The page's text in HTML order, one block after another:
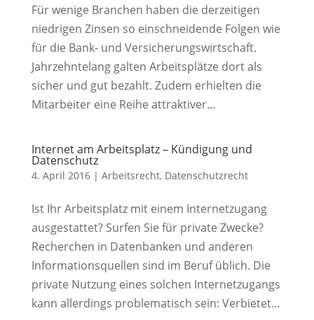
Für wenige Branchen haben die derzeitigen
niedrigen Zinsen so einschneidende Folgen wie
für die Bank- und Versicherungswirtschaft.
Jahrzehntelang galten Arbeitsplätze dort als
sicher und gut bezahlt. Zudem erhielten die
Mitarbeiter eine Reihe attraktiver...
Internet am Arbeitsplatz – Kündigung und
Datenschutz
4. April 2016| Arbeitsrecht, Datenschutzrecht
Ist Ihr Arbeitsplatz mit einem Internetzugang
ausgestattet? Surfen Sie für private Zwecke?
Recherchen in Datenbanken und anderen
Informationsquellen sind im Beruf üblich. Die
private Nutzung eines solchen Internetzugangs
kann allerdings problematisch sein: Verbietet...